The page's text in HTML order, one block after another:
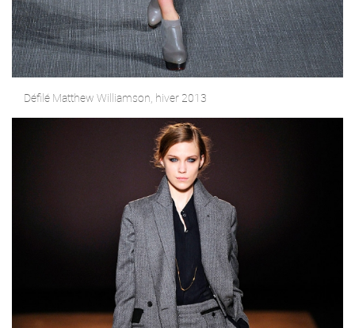
Défilé Matthew Williamson, hiver 2013